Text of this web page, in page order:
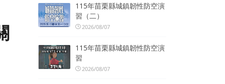
115年苗栗縣城鎮韌性防空演
習（二）
2026/08/07
115年苗栗縣城鎮韌性防空演
習
2026/08/07